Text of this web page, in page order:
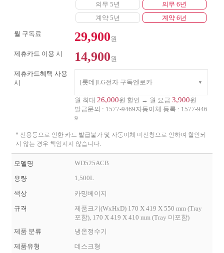
의무 5년
계약 5년
의무 6년
계약 6년
월 구독료 29,900원
제휴카드 이용 시
14,900원
제휴카드혜택 사용
시
[롯데]LG전자 구독엔로카
월 최대 26,000원 할인 → 월 요금 3,900원
발급문의 : 1577-9469자동이체 등록 : 1577-946
9
* 신용등으로 인한 카드 발급불가 및 자동이체 미신청으로 인하여 할인되
지 않는 경우 책임지지 않습니다.
모델명 WD525ACB
용량 1,500L
색상
카밍베이지
규격
제품크기(WxHxD) 170 X 419 X 550 mm (Tray
포함), 170 X 419 X 410 mm (Tray 미포함)
제품 분류
냉온정수기
제품유형
데스크형